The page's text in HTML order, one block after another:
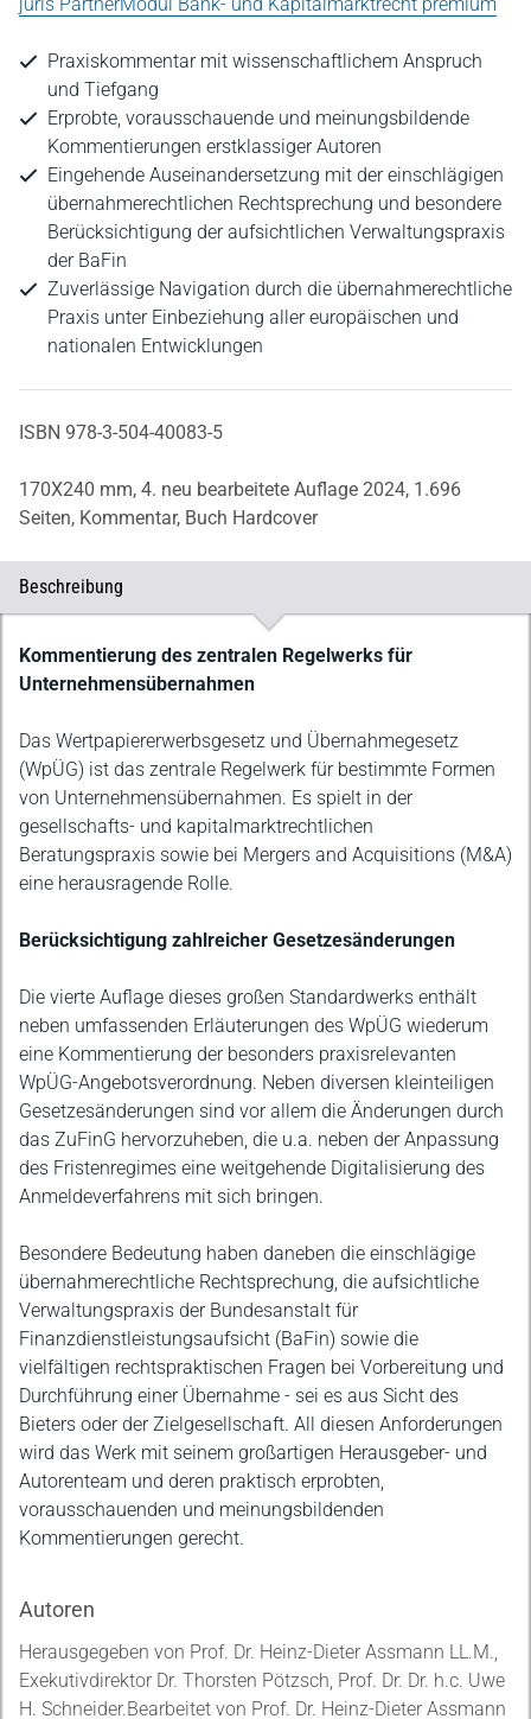
Praxiskommentar mit wissenschaftlichem Anspruch
und Tiefgang
Erprobte, vorausschauende und meinungsbildende
Kommentierungen erstklassiger Autoren
Eingehende Auseinandersetzung mit der einschlägigen
übernahmerechtlichen Rechtsprechung und besondere
Berücksichtigung der aufsichtlichen Verwaltungspraxis
der BaFin
Zuverlässige Navigation durch die übernahmerechtliche
Praxis unter Einbeziehung aller europäischen und
nationalen Entwicklungen
ISBN 978-3-504-40083-5
170X240 mm, 4. neu bearbeitete Auflage 2024, 1.696
Seiten, Kommentar, Buch Hardcover
Beschreibung
Beschreibung
Kommentierung des zentralen Regelwerks für
Unternehmensübernahmen
Das Wertpapiererwerbsgesetz und Übernahmegesetz
(WpÜG) ist das zentrale Regelwerk für bestimmte Formen
von Unternehmensübernahmen. Es spielt in der
gesellschafts- und kapitalmarktrechtlichen
Beratungspraxis sowie bei Mergers and Acquisitions (M&A)
eine herausragende Rolle.
Berücksichtigung zahlreicher Gesetzesänderungen
Die vierte Auflage dieses großen Standardwerks enthält
neben umfassenden Erläuterungen des WpÜG wiederum
eine Kommentierung der besonders praxisrelevanten
WpÜG-Angebotsverordnung. Neben diversen kleinteiligen
Gesetzesänderungen sind vor allem die Änderungen durch
das ZuFinG hervorzuheben, die u.a. neben der Anpassung
des Fristenregimes eine weitgehende Digitalisierung des
Anmeldeverfahrens mit sich bringen.
Besondere Bedeutung haben daneben die einschlägige
übernahmerechtliche Rechtsprechung, die aufsichtliche
Verwaltungspraxis der Bundesanstalt für
Finanzdienstleistungsaufsicht (BaFin) sowie die
vielfältigen rechtspraktischen Fragen bei Vorbereitung und
Durchführung einer Übernahme - sei es aus Sicht des
Bieters oder der Zielgesellschaft. All diesen Anforderungen
wird das Werk mit seinem großartigen Herausgeber- und
Autorenteam und deren praktisch erprobten,
vorausschauenden und meinungsbildenden
Kommentierungen gerecht.
Autoren
Herausgegeben von Prof. Dr. Heinz-Dieter Assmann LL.M.,
Exekutivdirektor Dr. Thorsten Pötzsch, Prof. Dr. Dr. h.c. Uwe
H. Schneider.Bearbeitet von Prof. Dr. Heinz-Dieter Assmann